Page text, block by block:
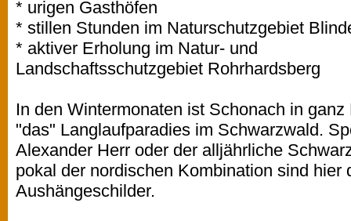
* urigen Gasthöfen
* stillen Stunden im Naturschutzgebiet
* aktiver Erholung im Natur- und
Landschaftsschutzgebiet Rohrhardsberg
In den Wintermonaten ist Schonach in
"das" Langlaufparadies im Schwarzwald.
Alexander Herr oder der alljährliche
pokal der nordischen Kombination sind hier
Aushängeschilder.